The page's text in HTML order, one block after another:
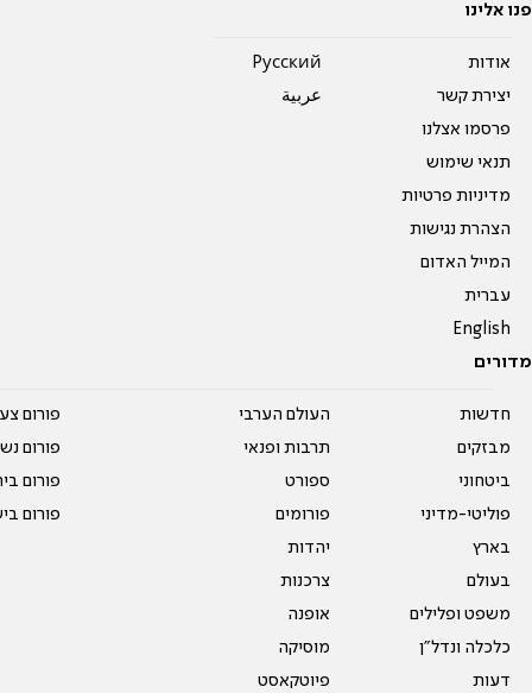
פנו אלינו
אודות
יצירת קשר
פרסמו אצלנו
תנאי שימוש
מדיניות פרטיות
הצהרת נגישות
המייל האדום
עברית
English
Pусский
عربية
מדורים
חדשות
מבזקים
ביטחוני
פוליטי-מדיני
בארץ
בעולם
משפט ופלילים
כלכלה ונדל"ן
דעות
העולם הערבי
תרבות ופנאי
ספורט
פורומים
יהדות
צרכנות
אופנה
מוסיקה
פיוטקאסט
פורום
פורום
פורום
פורום